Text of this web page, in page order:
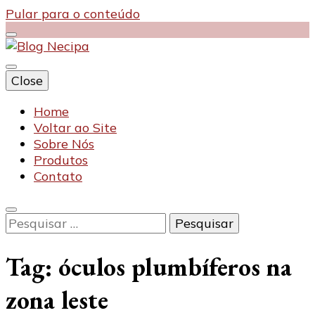
Pular para o conteúdo
Blog Necipa
Close
Home
Voltar ao Site
Sobre Nós
Produtos
Contato
Pesquisar
por:
Tag: óculos plumbíferos na
zona leste